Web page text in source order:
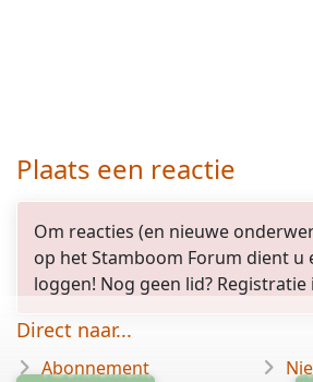
Plaats een reactie
Om reacties (en nieuwe
op het Stamboom Forum dient u
loggen! Nog geen lid? Registratie
Direct naar...
Abonnement